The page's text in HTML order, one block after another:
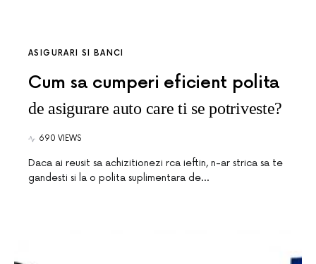
ASIGURARI SI BANCI
Cum sa cumperi eficient polita
de asigurare auto care ti se potriveste?
690 VIEWS
Daca ai reusit sa achizitionezi rca ieftin, n-ar strica sa te
gandesti si la o polita suplimentara de…